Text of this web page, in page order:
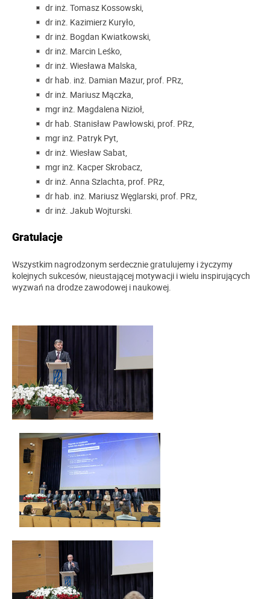
dr inż. Tomasz Kossowski,
dr inż. Kazimierz Kuryło,
dr inż. Bogdan Kwiatkowski,
dr inż. Marcin Leśko,
dr inż. Wiesława Malska,
dr hab. inż. Damian Mazur, prof. PRz,
dr inż. Mariusz Mączka,
mgr inż. Magdalena Nizioł,
dr hab. Stanisław Pawłowski, prof. PRz,
mgr inż. Patryk Pyt,
dr inż. Wiesław Sabat,
mgr inż. Kacper Skrobacz,
dr inż. Anna Szlachta, prof. PRz,
dr hab. inż. Mariusz Węglarski, prof. PRz,
dr inż. Jakub Wojturski.
Gratulacje
Wszystkim nagrodzonym serdecznie gratulujemy i życzymy
kolejnych sukcesów, nieustającej motywacji i wielu inspirujących
wyzwań na drodze zawodowej i naukowej.